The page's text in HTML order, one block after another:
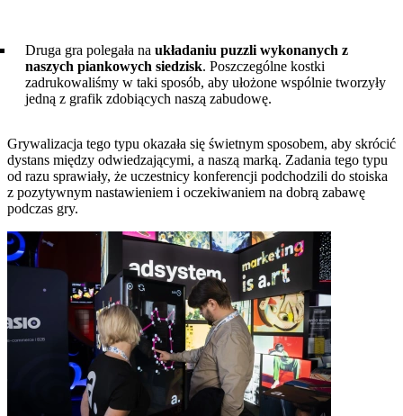
Druga gra polegała na układaniu puzzli wykonanych z
naszych piankowych siedzisk. Poszczególne kostki
zadrukowaliśmy w taki sposób, aby ułożone wspólnie tworzyły
jedną z grafik zdobiących naszą zabudowę.
Grywalizacja tego typu okazała się świetnym sposobem, aby skrócić
dystans między odwiedzającymi, a naszą marką. Zadania tego typu
od razu sprawiały, że uczestnicy konferencji podchodzili do stoiska
z pozytywnym nastawieniem i oczekiwaniem na dobrą zabawę
podczas gry.